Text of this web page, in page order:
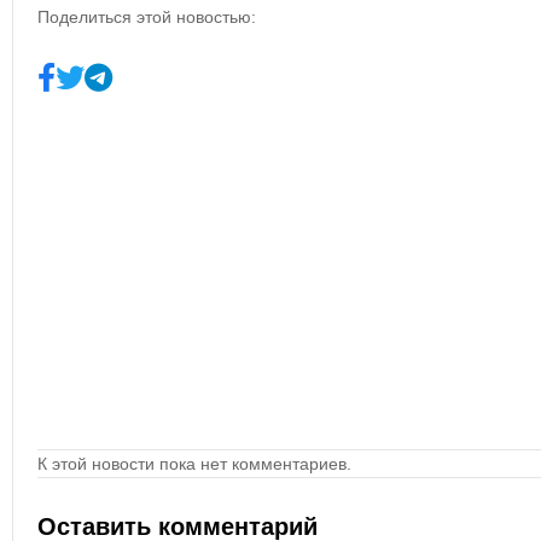
Поделиться этой новостью:
К этой новости пока нет комментариев.
Оставить комментарий